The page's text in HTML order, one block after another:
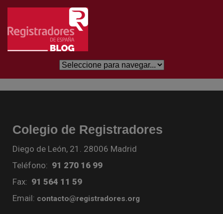
Skip to Main Content
Colegio de Registradores
Diego de León, 21. 28006 Madrid
Teléfono: 91 270 16 99
Fax: 91 564 11 59
Email: contacto@registradores.org